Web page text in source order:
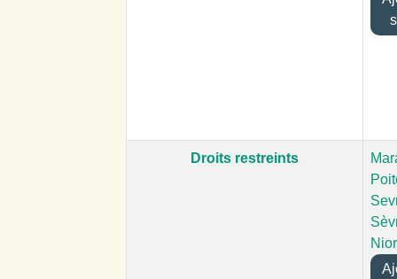
Droits restreints